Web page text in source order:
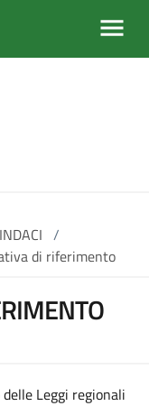
/
di riferimento
Leggi regionali